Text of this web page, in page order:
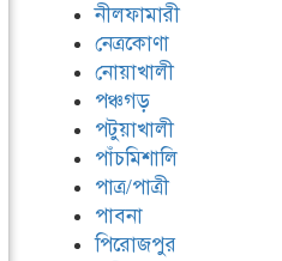
নীলফামারী
নেত্রকোণা
নোয়াখালী
পঞ্চগড়
পটুয়াখালী
পাঁচমিশালি
পাত্র/পাত্রী
পাবনা
পিরোজপুর